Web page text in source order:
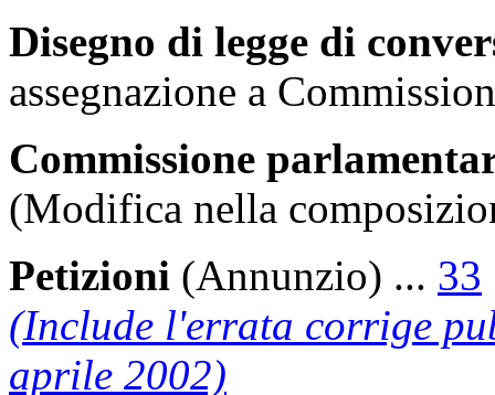
Disegno di legge di
assegnazione a
Commissione
(Modifica nella
Petizioni (Annunzio) ... 33
(Include l'errata corrige
aprile 2002)